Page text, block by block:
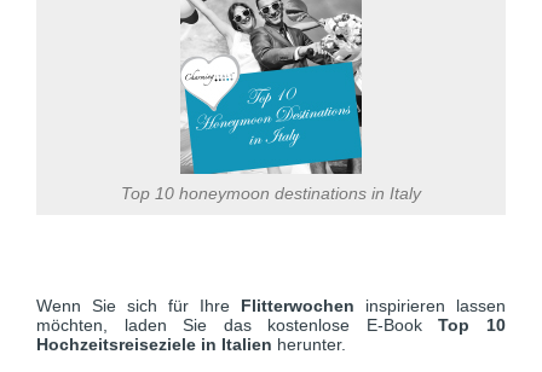
Top 10 honeymoon destinations in Italy
Wenn Sie sich für Ihre Flitterwochen inspirieren lassen
möchten, laden Sie das kostenlose E-BookTop 10
Hochzeitsreiseziele in Italien herunter.